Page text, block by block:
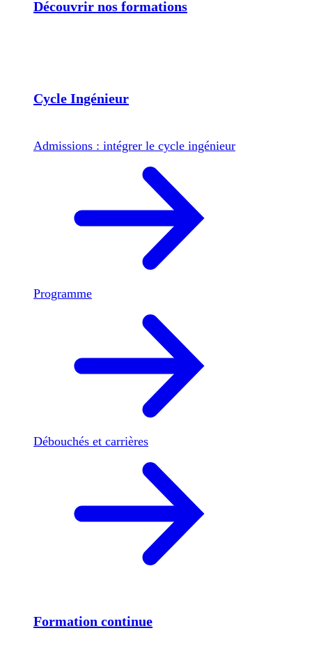
Découvrir nos formations
Cycle Ingénieur
Admissions : intégrer le cycle ingénieur
Programme
Débouchés et carrières
Formation continue